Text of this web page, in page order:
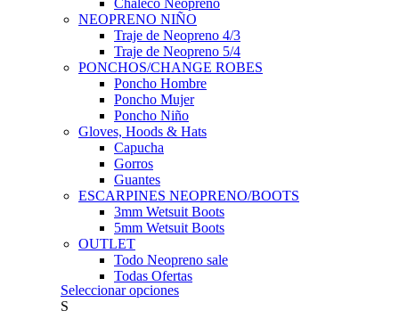
Chaleco Neopreno
NEOPRENO NIÑO
Traje de Neopreno 4/3
Traje de Neopreno 5/4
PONCHOS/CHANGE ROBES
Poncho Hombre
Poncho Mujer
Poncho Niño
Gloves, Hoods & Hats
Capucha
Gorros
Guantes
ESCARPINES NEOPRENO/BOOTS
3mm Wetsuit Boots
5mm Wetsuit Boots
OUTLET
Todo Neopreno sale
Todas Ofertas
Seleccionar opcionesEste
S